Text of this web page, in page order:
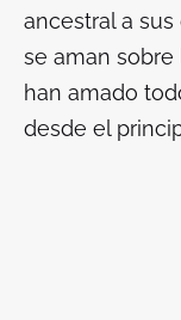
ancestral a
se aman
han amado
desde el